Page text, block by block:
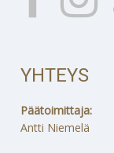
YHTEYS
Päätoimittaja:
Antti Niemelä